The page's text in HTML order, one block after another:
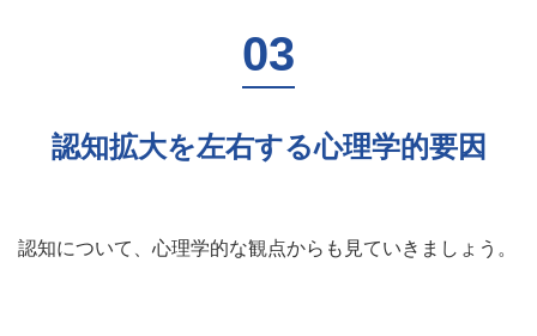
認知拡大を左右する心理学的要因
認知について、心理学的な観点からも見ていきましょう。